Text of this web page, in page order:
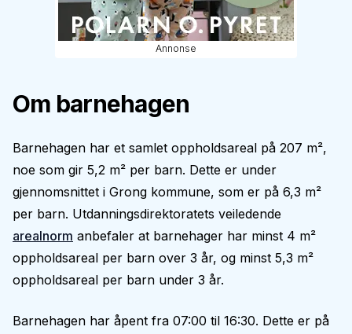
Annonse
Om barnehagen
Barnehagen har et samlet oppholdsareal på 207 m²,
noe som gir 5,2 m² per barn. Dette er under
gjennomsnittet i Grong kommune, som er på 6,3 m²
per barn. Utdanningsdirektoratets veiledende
arealnorm anbefaler at barnehager har minst 4 m²
oppholdsareal per barn over 3 år, og minst 5,3 m²
oppholdsareal per barn under 3 år.
Barnehagen har åpent fra 07:00 til 16:30. Dette er på